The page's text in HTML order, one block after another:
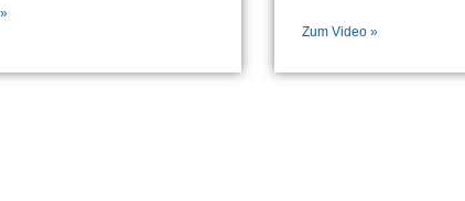
Zum Video »